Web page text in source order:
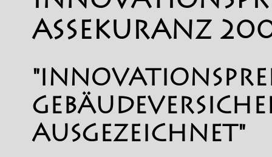
ASSEKURANZ
AUSGEZEICHNET"